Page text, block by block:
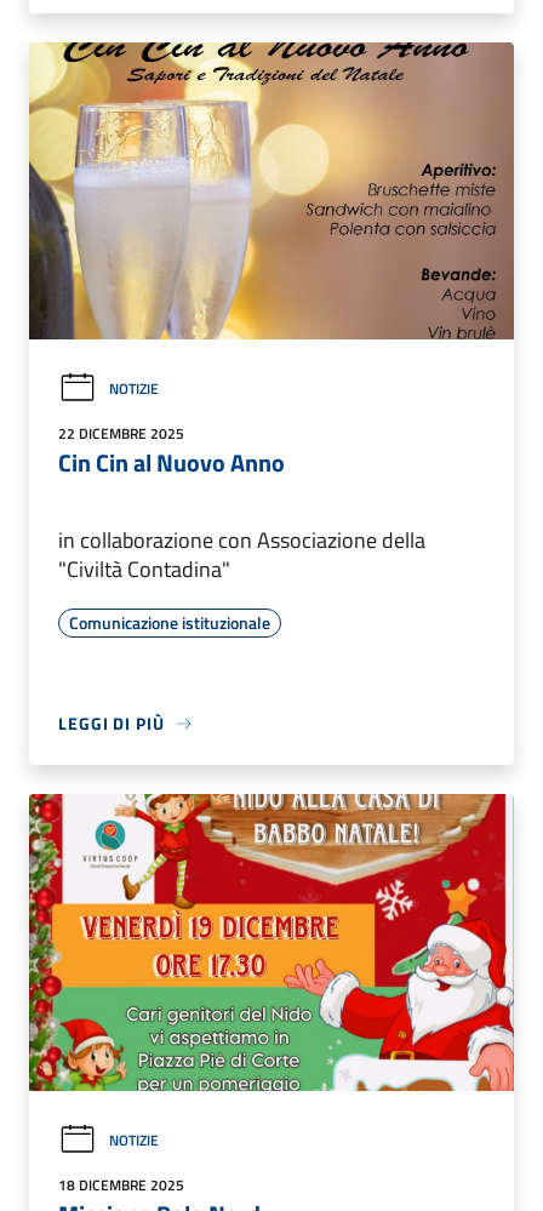
NOTIZIE
22 DICEMBRE 2025
Cin Cin al Nuovo Anno
in collaborazione con Associazione della
"Civiltà Contadina"
Comunicazione istituzionale
LEGGI DI PIÙ
NOTIZIE
18 DICEMBRE 2025